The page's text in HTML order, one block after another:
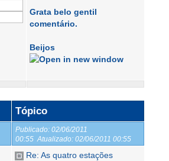
Grata belo gentil
comentário.
Beijos
Tópico
Publicado: 02/06/2011
00:55 Atualizado: 02/06/2011 00:55
Re: As quatro estações